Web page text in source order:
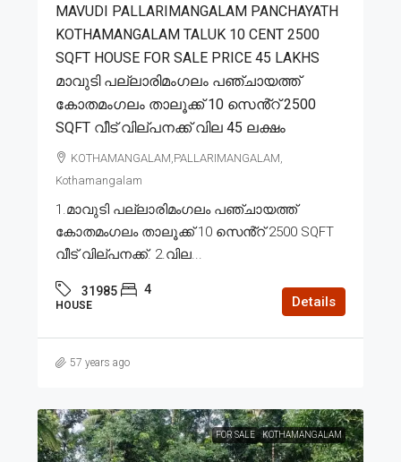
MAVUDI PALLARIMANGALAM PANCHAYATH
KOTHAMANGALAM TALUK 10 CENT 2500
SQFT HOUSE FOR SALE PRICE 45 LAKHS
മാവുടി പല്ലാരിമംഗലം പഞ്ചായത്ത്
കോതമംഗലം താലൂക്ക് 10 സെൻ്റ് 2500
SQFT വീട് വില്പനക്ക് വില 45 ലക്ഷം
KOTHAMANGALAM,PALLARIMANGALAM,
Kothamangalam
1.മാവുടി പല്ലാരിമംഗലം പഞ്ചായത്ത്
കോതമംഗലം താലൂക്ക് 10 സെൻ്റ് 2500 SQFT
വീട് വില്പനക്ക്. 2.വില...
31985 4
HOUSE Details
57 years ago
FOR SALE KOTHAMANGALAM